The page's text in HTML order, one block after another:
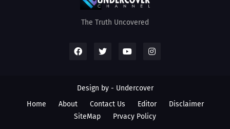
The Truth Uncovered
Design by - Undercover
Home
About Contact Us Editor
Disclaimer
SiteMap
Prvacy Policy